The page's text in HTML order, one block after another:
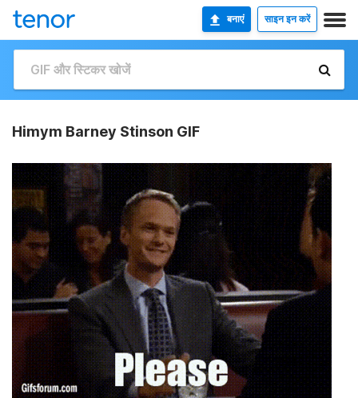
बनाएं साइन इन करें
Himym Barney Stinson GIF